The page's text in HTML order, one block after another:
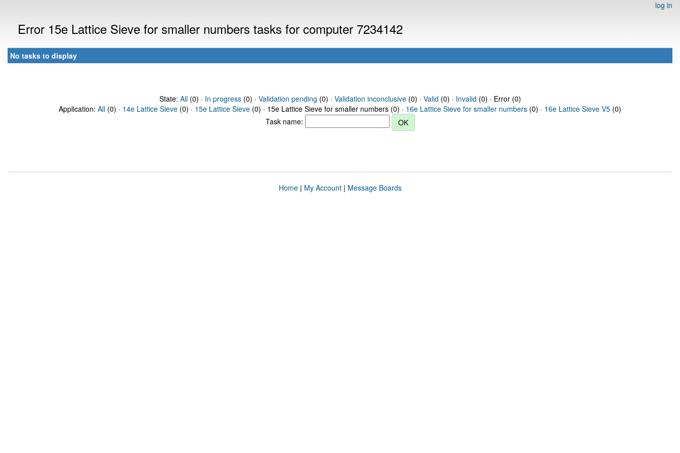
log in
Error 15e Lattice Sieve for smaller numbers tasks for computer 7234142
No tasks to display
State: All(0) · In progress(0) · Validation pending (0) · Validation inconclusive(0) · Valid (0) · Invalid (0) · Error (0)
Application: All (0) · 14e Lattice Sieve (0) · 15e Lattice Sieve (0) · 15e Lattice Sieve for smaller numbers (0) · 16e Lattice Sieve for smaller numbers (0) · 16e Lattice Sieve V5 (0)
Task name:
Home| My Account| Message Boards